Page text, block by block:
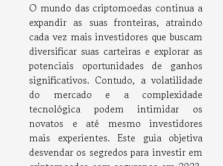
O mundo das criptomoedas continua a
expandir as suas fronteiras, atraindo
cada vez mais investidores que buscam
diversificar suas carteiras e explorar as
potenciais oportunidades de ganhos
significativos. Contudo, a volatilidade
do mercado e a complexidade
tecnológica podem intimidar os
novatos e até mesmo investidores
mais experientes. Este guia objetiva
desvendar os segredos para investir em